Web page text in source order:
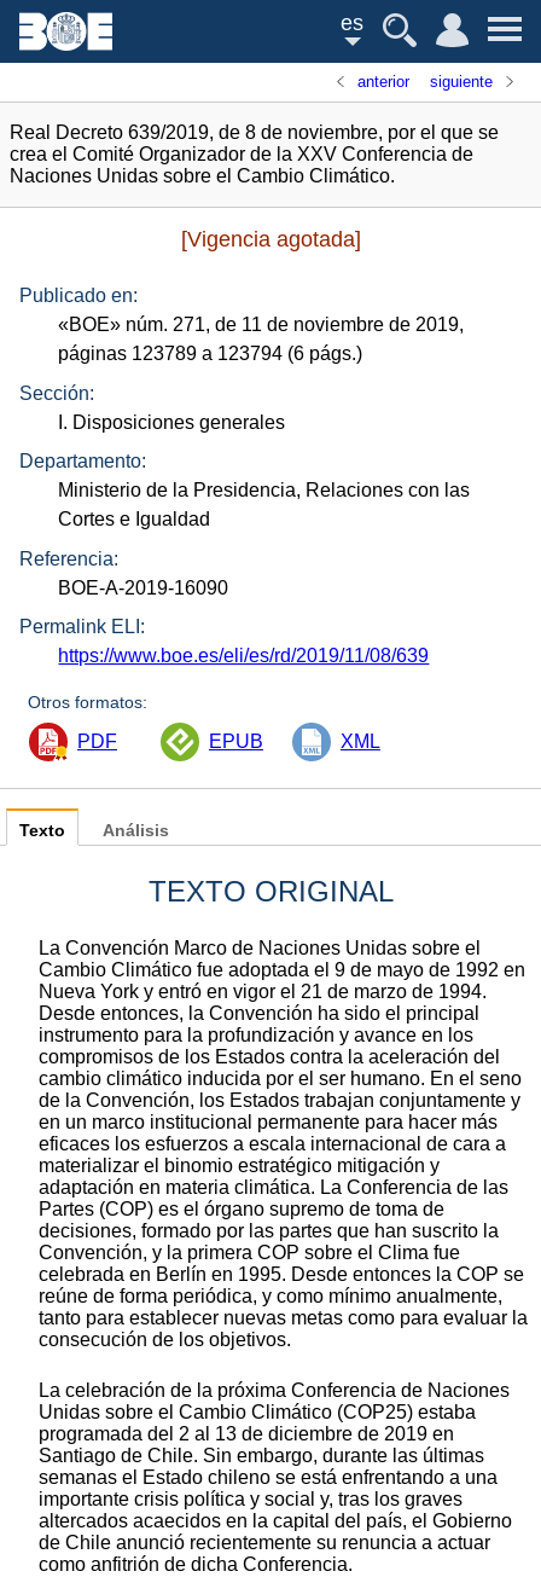
es
anterior siguiente
Real Decreto 639/2019, de 8 de noviembre, por el que se
crea el Comité Organizador de la XXV Conferencia de
Naciones Unidas sobre el Cambio Climático.
[Vigencia agotada]
Publicado en:
«BOE» núm. 271, de 11 de noviembre de 2019,
páginas 123789 a 123794 (6 págs.)
Sección:
I. Disposiciones generales
Departamento:
Ministerio de la Presidencia, Relaciones con las
Cortes e Igualdad
Referencia:
BOE-A-2019-16090
Permalink ELI:
https://www.boe.es/eli/es/rd/2019/11/08/639
Otros formatos:
PDF EPUB XML
Texto
TEXTO ORIGINAL
La Convención Marco de Naciones Unidas sobre el
Cambio Climático fue adoptada el 9 de mayo de 1992 en
Nueva York y entró en vigor el 21 de marzo de 1994.
Desde entonces, la Convención ha sido el principal
instrumento para la profundización y avance en los
compromisos de los Estados contra la aceleración del
cambio climático inducida por el ser humano. En el seno
de la Convención, los Estados trabajan conjuntamente y
en un marco institucional permanente para hacer más
eficaces los esfuerzos a escala internacional de cara a
materializar el binomio estratégico mitigación y
adaptación en materia climática. La Conferencia de las
Partes (COP) es el órgano supremo de toma de
decisiones, formado por las partes que han suscrito la
Convención, y la primera COP sobre el Clima fue
celebrada en Berlín en 1995. Desde entonces la COP se
reúne de forma periódica, y como mínimo anualmente,
tanto para establecer nuevas metas como para evaluar la
consecución de los objetivos.
La celebración de la próxima Conferencia de Naciones
Unidas sobre el Cambio Climático (COP25) estaba
programada del 2 al 13 de diciembre de 2019 en
Santiago de Chile. Sin embargo, durante las últimas
semanas el Estado chileno se está enfrentando a una
importante crisis política y social y, tras los graves
altercados acaecidos en la capital del país, el Gobierno
de Chile anunció recientemente su renuncia a actuar
como anfitrión de dicha Conferencia.
Análisis